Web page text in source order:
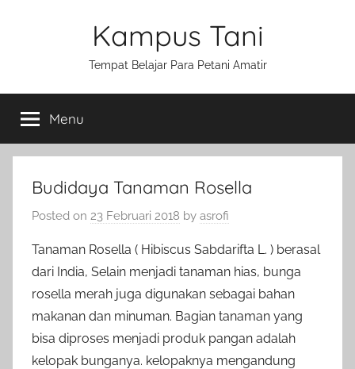
Kampus Tani
Tempat Belajar Para Petani Amatir
Menu
Budidaya Tanaman Rosella
Posted on 23 Februari 2018 by asrofi
Tanaman Rosella ( Hibiscus Sabdarifta L. ) berasal
dari India, Selain menjadi tanaman hias, bunga
rosella merah juga digunakan sebagai bahan
makanan dan minuman. Bagian tanaman yang
bisa diproses menjadi produk pangan adalah
kelopak bunganya. kelopaknya mengandung